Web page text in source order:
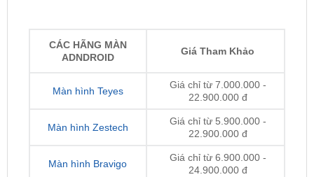
Màn hình Teyes
Giá chỉ từ 7.000.000 -
Màn hình Zestech
Giá chỉ từ 5.900.000 -
22.900.000 đ
Màn hình Bravigo
Giá chỉ từ 6.900.000 -
24.900.000 đ
Màn hình Gotech
Giá chỉ từ 6.200.000 -
11.300.000 đ